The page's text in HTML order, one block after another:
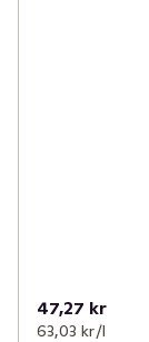
47,27 kr
63,03 kr /l